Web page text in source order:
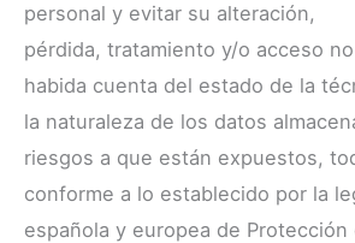
personal y evitar su alteración,
pérdida, tratamiento y/o acceso
habida cuenta del estado de la
la naturaleza de los datos
riesgos a que están expuestos,
conforme a lo establecido por la
española y europea de Protección